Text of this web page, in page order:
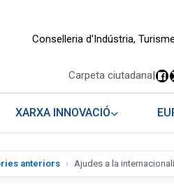
Conselleria d'Indústria,
Carpeta ciutadana|
XARXA INNOVACIÓ
anteriors Ajudes a la